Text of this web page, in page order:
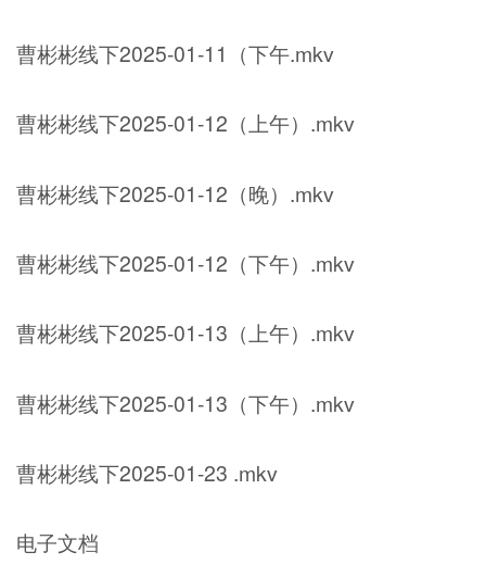
曹彬彬线下2025-01-11（下午.mkv
曹彬彬线下2025-01-12（上午）.mkv
曹彬彬线下2025-01-12（晚）.mkv
曹彬彬线下2025-01-12（下午）.mkv
曹彬彬线下2025-01-13（上午）.mkv
曹彬彬线下2025-01-13（下午）.mkv
曹彬彬线下2025-01-23 .mkv
电子文档